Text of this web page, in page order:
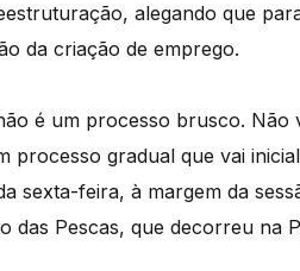
alegando que
da criação de emprego.
é um processo brusco. Não
processo gradual que vai
sexta-feira, à margem da
Pescas, que decorreu na